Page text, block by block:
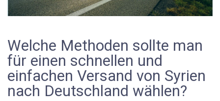
Welche Methoden sollte man
für einen schnellen und
einfachen Versand von Syrien
nach Deutschland wählen?